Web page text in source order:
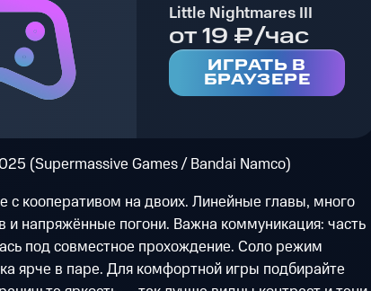
Little Nightmares III
от 19 ₽/час
ИГРАТЬ В
БРАУЗЕРЕ
(Supermassive Games / Bandai Namco)
с кооперативом на двоих. Линейные главы, много
и напряжённые погони. Важна коммуникация: часть
под совместное прохождение. Соло режим
ярче в паре. Для комфортной игры подбирайте